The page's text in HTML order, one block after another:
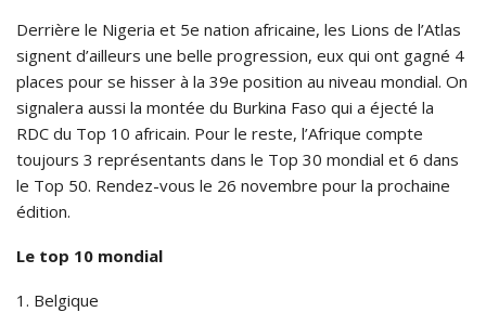
Derrière le Nigeria et 5e nation africaine, les Lions de l’Atlas
signent d’ailleurs une belle progression, eux qui ont gagné 4
places pour se hisser à la 39e position au niveau mondial. On
signalera aussi la montée du Burkina Faso qui a éjecté la
RDC du Top 10 africain. Pour le reste, l’Afrique compte
toujours 3 représentants dans le Top 30 mondial et 6 dans
le Top 50. Rendez-vous le 26 novembre pour la prochaine
édition.
Le top 10 mondial
1. Belgique